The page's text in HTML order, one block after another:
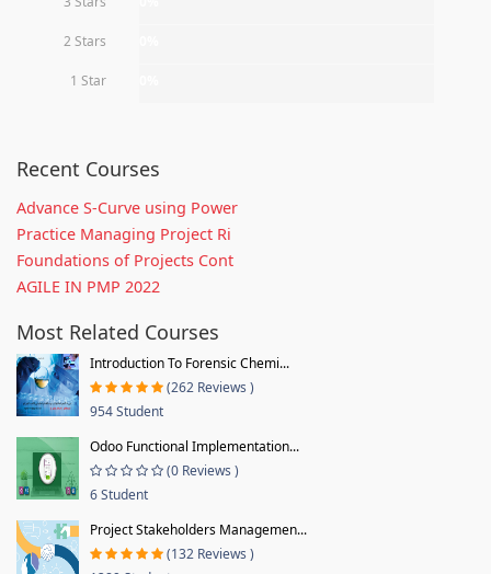
2 Stars
1 Star
Recent Courses
Advance S-Curve using Power
Practice Managing Project Ri
Foundations of Projects Cont
AGILE IN PMP 2022
Most Related Courses
Introduction To Forensic Chemi...
(262 Reviews )
954 Student
Odoo Functional Implementation...
(0 Reviews )
6 Student
Project Stakeholders Managemen...
(132 Reviews )